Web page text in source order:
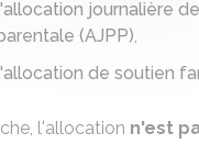
journalière
(AJPP),
de soutien
l'allocation n'est